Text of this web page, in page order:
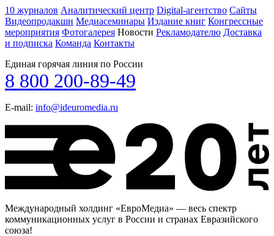
10 журналов Аналитический центр Digital-агентство Сайты
Видеопродакшн Медиасеминары Издание книг Конгрессные
мероприятия Фотогалерея Новости Рекламодателю Доставка
и подписка Команда Контакты
Единая горячая линия по России
8 800 200-89-49
E-mail: info@ideuromedia.ru
Международный холдинг «ЕвроМедиа» — весь спектр
коммуникационных услуг в России и странах Евразийского
союза!